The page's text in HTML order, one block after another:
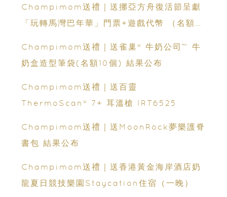
Champimom送禮｜送挪亞方舟復活節呈獻
「玩轉馬灣巴年華」門票+遊戲代幣 （名額
Champimom送禮｜送雀巢® 牛奶公司™ 牛
奶盒造型筆袋(名額10個) 結果公布
Champimom送禮｜送百靈
ThermoScan® 7+ 耳溫槍 IRT6525
Champimom送禮｜送MoonRock夢樂護脊
書包 結果公布
Champimom送禮｜送香港黃金海岸酒店奶
龍夏日競技樂園Staycation住宿（一晚）